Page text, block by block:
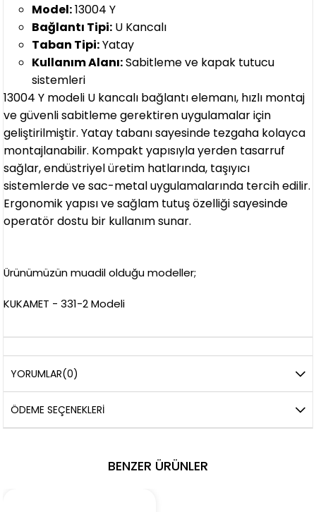
Model:13004 Y
Bağlantı Tipi: U Kancalı
Taban Tipi:Yatay
Kullanım Alanı:Sabitleme ve kapak tutucu
sistemleri
13004 Y modeli U kancalı bağlantı elemanı, hızlı montaj
ve güvenli sabitleme gerektiren uygulamalar için
geliştirilmiştir. Yatay tabanı sayesinde tezgaha kolayca
montajlanabilir. Kompakt yapısıyla yerden tasarruf
sağlar, endüstriyel üretim hatlarında, taşıyıcı
sistemlerde ve sac-metal uygulamalarında tercih edilir.
Ergonomik yapısı ve sağlam tutuş özelliği sayesinde
operatör dostu bir kullanım sunar.
Ürünümüzün muadil olduğu modeller;
KUKAMET - 331-2 Modeli
YORUMLAR(0)
ÖDEME SEÇENEKLERI
BENZER ÜRÜNLER